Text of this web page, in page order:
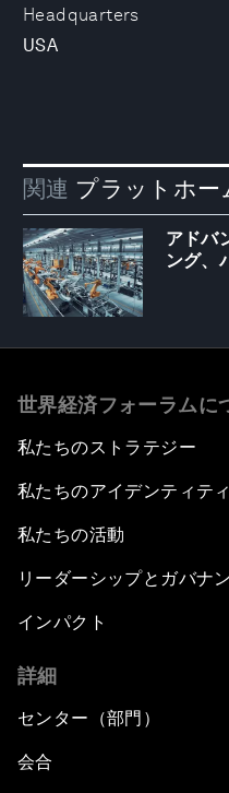
Headquarters
USA
関連 プラットホー
アドバ
ング、
世界経済フォーラムに
私たちのストラテジー
私たちのアイデンティティ
私たちの活動
リーダーシップとガバナ
インパクト
詳細
センター（部門）
会合